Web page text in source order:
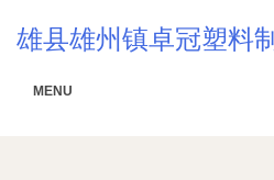
雄县雄州镇卓冠塑料
MENU